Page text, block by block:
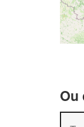
Ou